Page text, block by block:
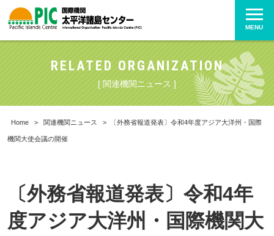
MENU
RELATED ORGANIZATION
[ 関連機関ニュース ]
Home > 関連機関ニュース > 〔外務省報道発表〕令和4年度アジア大洋州・国際
機関大使会議の開催
〔外務省報道発表〕令和4年
度アジア大洋州・国際機関大